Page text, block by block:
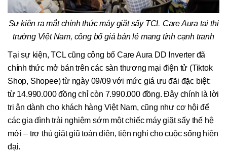
Sự kiện ra mắt chính thức máy giặt sấy TCL Care Aura tại thị
trường Việt Nam, công bố giá bán lẻ mang tính cạnh tranh
Tại sự kiện, TCL cũng công bố Care Aura DD Inverter đã
chính thức mở bán trên các sàn thương mại điện tử (Tiktok
Shop, Shopee) từ ngày 09/09 với mức giá ưu đãi đặc biệt:
từ 14.990.000 đồng chỉ còn 7.990.000 đồng. Đây chính là lời
tri ân dành cho khách hàng Việt Nam, cũng như cơ hội để
các gia đình trải nghiệm sớm một chiếc máy giặt sấy thế hệ
mới – trợ thủ giặt giũ toàn diện, tiện nghi cho cuộc sống hiện
đại.